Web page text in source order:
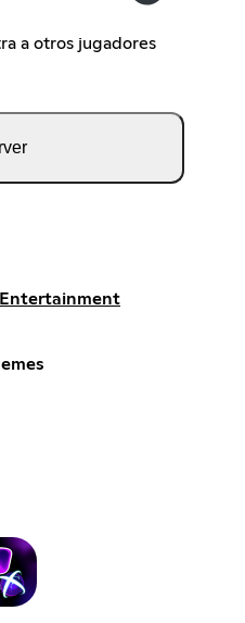
a otros jugadores
Entertainment